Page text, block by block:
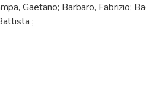
Gaetano; Barbaro, Fabrizio;
;